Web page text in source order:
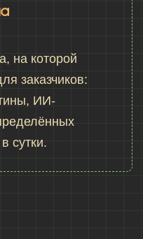
на которой
заказчиков:
ИИ-
сутки.